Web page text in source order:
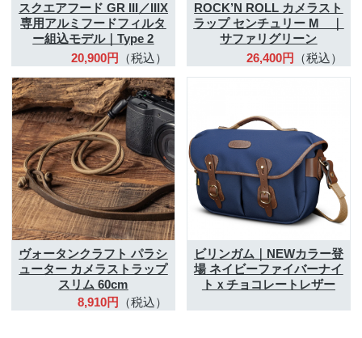
スクエアフード GR III／IIIX
専用アルミフードフィルタ
ー組込モデル｜Type 2
20,900円
（税込）
ROCK’N ROLL カメラスト
ラップ センチュリー M ｜
サファリグリーン
26,400円
（税込）
ヴォータンクラフトパラシ
ューター カメラストラップ
スリム 60cm
8,910円
（税込）
ビリンガム｜NEWカラー登
場 ネイビーファイバーナイ
トｘチョコレートレザー